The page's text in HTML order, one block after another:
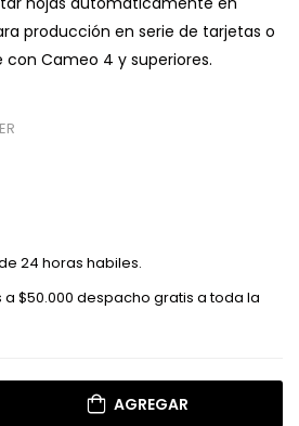
producción en serie de tarjetas o
Cameo 4 y superiores.
24 horas habiles.
$50.000 despacho gratis a toda la
AGREGAR